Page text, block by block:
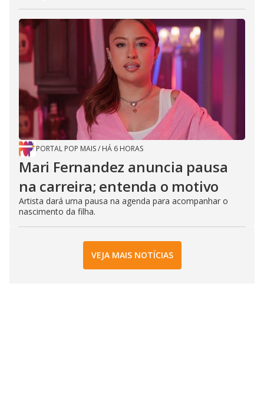
PORTAL POP MAIS/ HÁ 6 HORAS
Mari Fernandez anuncia pausa
na carreira; entenda o motivo
Artista dará uma pausa na agenda para acompanhar o
nascimento da filha.
VEJA MAIS NOTÍCIAS